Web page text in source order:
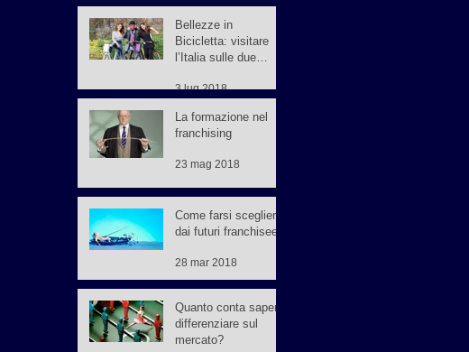
Bellezze in
Bicicletta: visitare
l’Italia sulle due
3 lug 2018
La formazione nel
franchising
23 mag 2018
Come farsi scegliere
dai futuri franchisee
28 mar 2018
Quanto conta sapersi
differenziare sul
mercato?